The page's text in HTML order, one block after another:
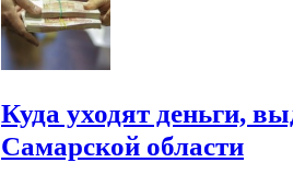
Куда уходят деньги,
Самарской области